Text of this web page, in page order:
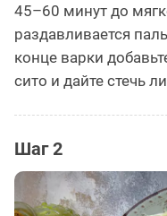
45–60 минут до
раздавливается
конце варки
сито и дайте стечь
Шаг 2